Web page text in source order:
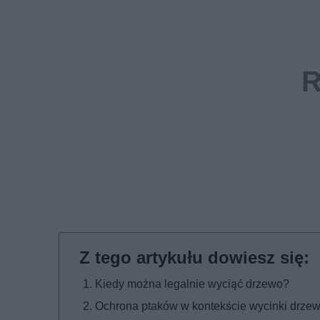
Kiedy można legalnie wyciąć drzewo?
Ochrona ptaków w kontekście wycinki drzew